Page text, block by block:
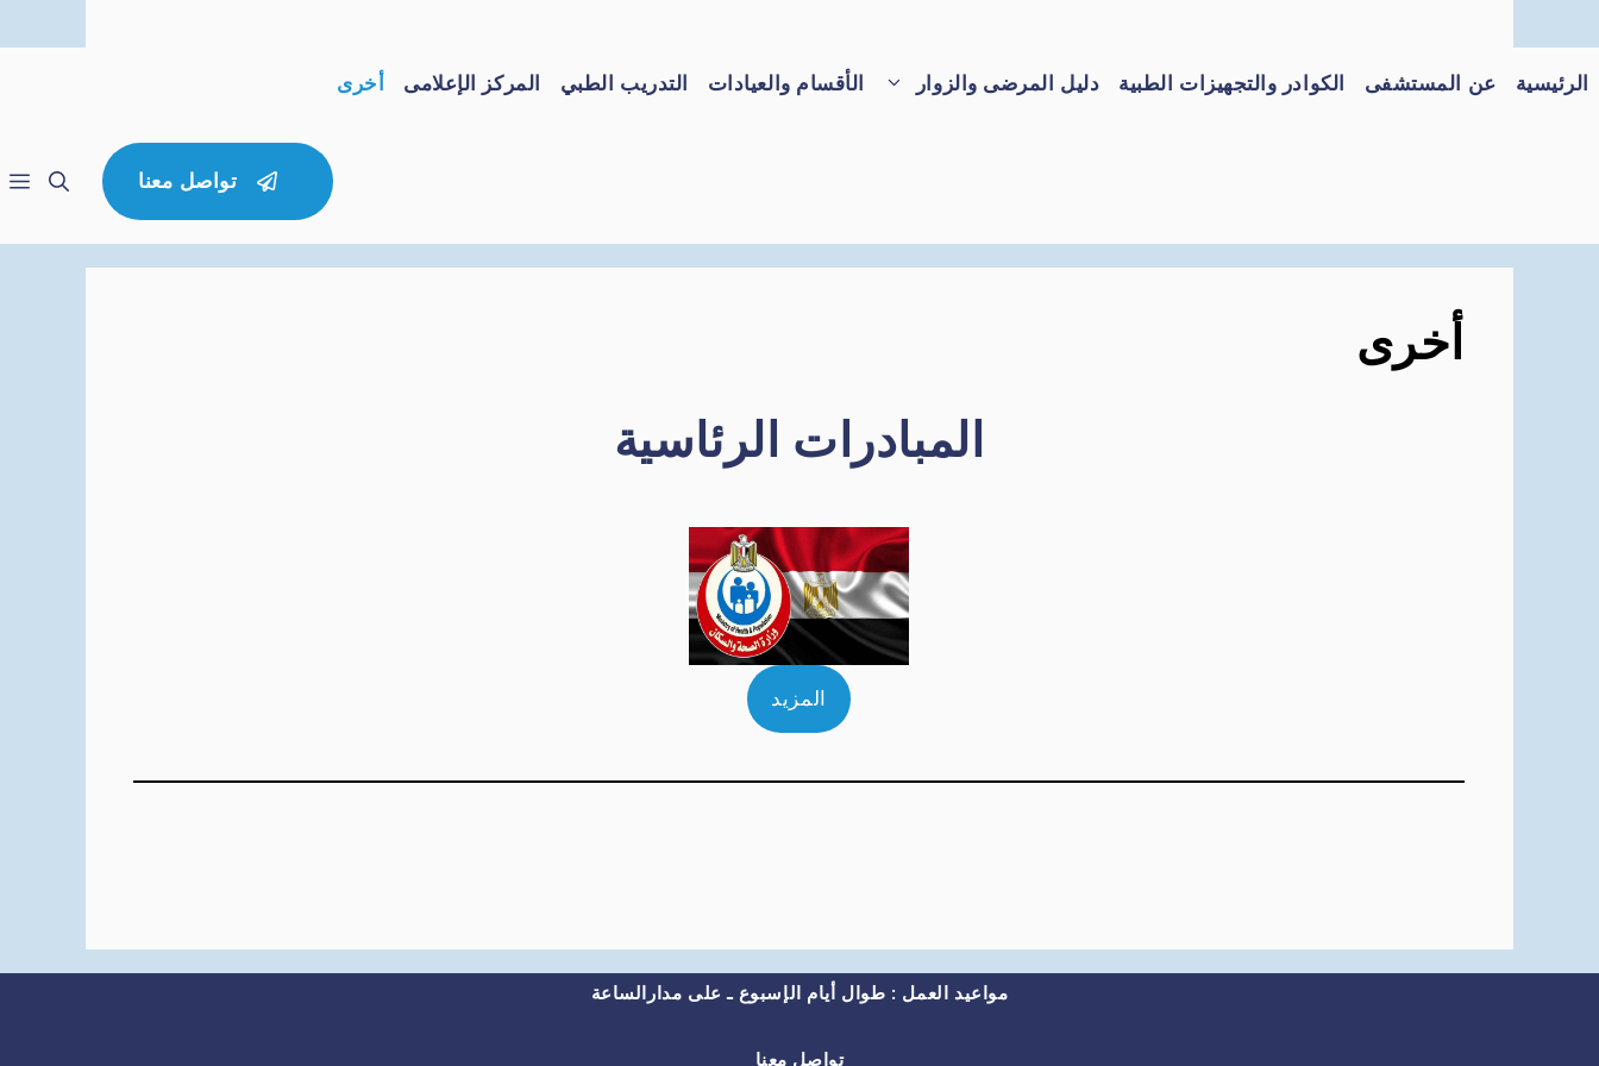
الرئيسية عن المستشفى الكوادر والتجهيزات الطبية دليل المرضى والزوار الأقسام والعيادات التدريب الطبي المركز الإعلامى أخرى
تواصل معنا
أخرى
المبادرات الرئاسية
المزيد
مواعيد العمل : طوال أيام الإسبوع ـ على مدارالساعة
تواصل معنا